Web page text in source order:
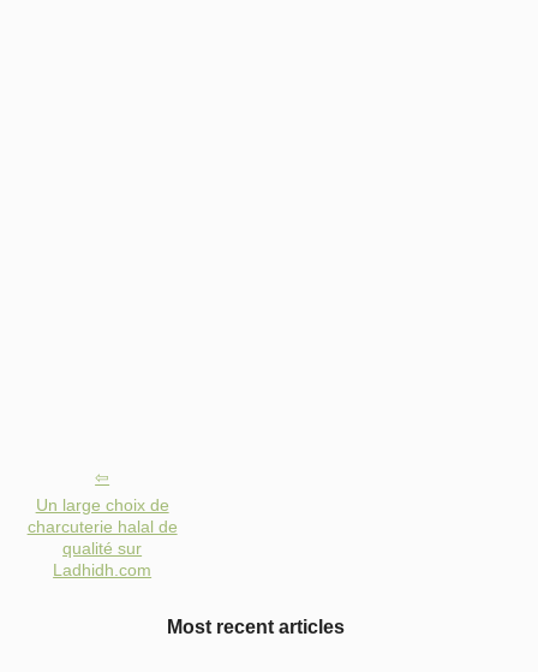
Un large choix de
charcuterie halal de
qualité sur
Ladhidh.com
Most recent articles